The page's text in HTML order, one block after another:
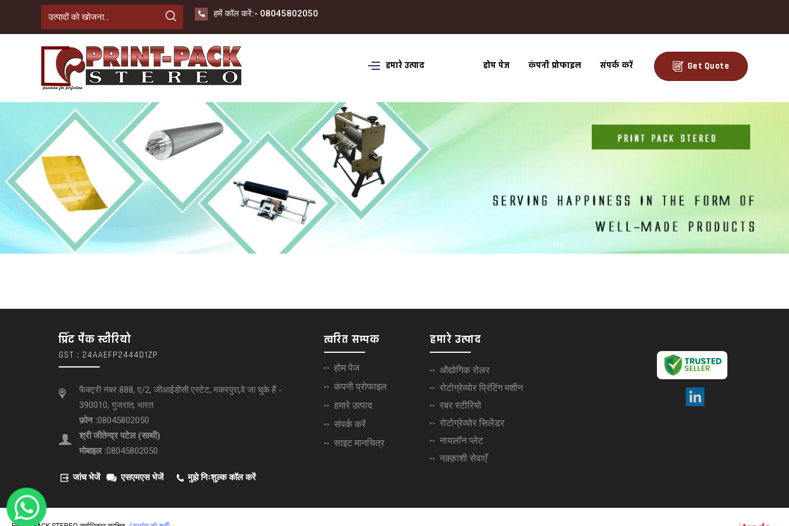
हमें कॉल करें:- 08045802050
हमारे उत्पाद होम पेज कंपनी प्रोफाइल संपर्क करें Get Quote
प्रिंट पैक स्टीरियो
GST : 24AAEFP2444D1ZP
फैक्ट्री नंबर 888, ए/2, जीआईडीसी एस्टेट, मकरपुरा,वे जा चुके हैं -
390010, गुजरात, भारत
फ़ोन :08045802050
श्री जीतेन्द्र पटेल(साथी)
मोबाइल :08045802050
जांच भेजें एसएमएस भेजें मुझे निःशुल्क कॉल करें
त्वरित सम्पक
होम पेज
कंपनी प्रोफाइल
हमारे उत्पाद
संपर्क करें
साइट मानचित्र
हमारे उत्पाद
औद्योगिक रोलर
रोटोग्रेव्योर प्रिंटिंग मशीन
रबर स्टीरियो
रोटोग्रेव्योर सिलेंडर
नायलॉन प्लेट
नक़्क़ाशी सेवाएँ